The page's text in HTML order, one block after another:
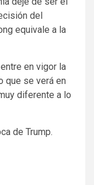
del
equivale a la
en vigor la
que se verá en
diferente a lo
de Trump.